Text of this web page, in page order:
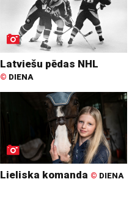
Latviešu pēdas NHL
© DIENA
Lieliska komanda © DIENA